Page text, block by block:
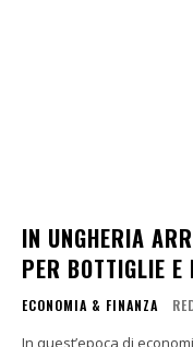
IN UNGHERIA
PER BOTTIGLIE E
ECONOMIA & FINANZA
In quest’epoca di